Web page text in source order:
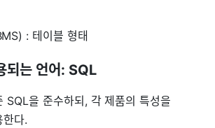
: 테이블 형태
되는 언어: SQL
SQL을 준수하되, 각 제품의 특성을
한다.